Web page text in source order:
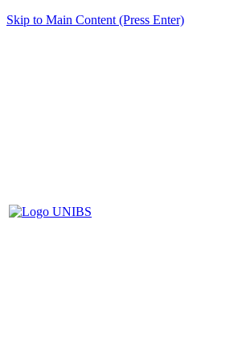
Skip to Main Content (Press Enter)